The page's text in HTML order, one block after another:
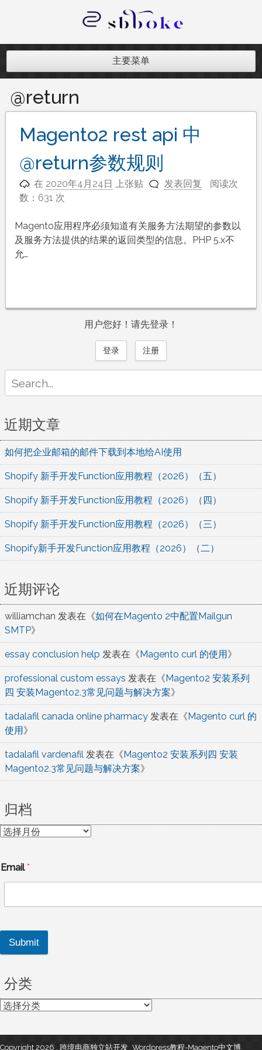
内
记录跨境电商独立站开发遇到的点点
主要菜单
@return
Magento2 rest api 中
@return参数规则
在 2020年4月24日 上张贴 发表回复
阅读次
数：631 次
Magento应用程序必须知道有关服务方法期望的参数以
及服务方法提供的结果的返回类型的信息。PHP 5.x不
允…
用户您好！请先登录！
登录 注册
for:
近期文章
如何把企业邮箱的邮件下载到本地给AI使用
Shopify 新手开发Function应用教程（2026）（五）
Shopify 新手开发Function应用教程（2026）（四）
Shopify 新手开发Function应用教程（2026）（三）
Shopify新手开发Function应用教程（2026）（二）
近期评论
williamchan 发表在《如何在Magento 2中配置Mailgun
SMTP》
essay conclusion help 发表在《Magento curl 的使用》
professional custom essays 发表在《Magento2 安装系列
四 安装Magento2.3常见问题与解决方案》
tadalafil canada online pharmacy 发表在《Magento curl 的
使用》
tadalafil vardenafil 发表在《Magento2 安装系列四 安装
Magento2.3常见问题与解决方案》
归档
归
Email*
Submit
分类
分
Copyright 2026 , 跨境电商独立站开发_Wordpress教程-Magento中文博